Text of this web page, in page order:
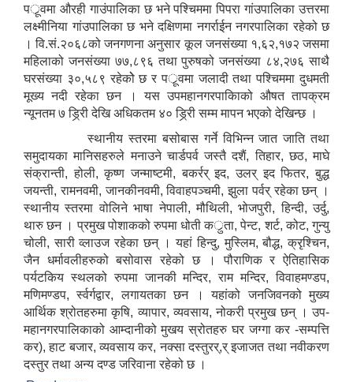
पर्ूवमा औरही गाउंपालिका छ भने पश्चिममा पिपरा गांउपालिका उत्तरमा
लक्ष्मीनिया गांउपालिका छ भने दक्षिणमा नगर्राईन नगरपालिका रहेको छ
। वि.सं.२०६८को जनगणना अनुसार कूल जनसंख्या १,६२,१७२ जसमा
महिलाको जनसंख्या ७७,८९६ तथा पुरुषको जनसंख्या ८४,२७६ साथै
घरसंख्या ३०,५८९ रहेकोे छ र पर्ूवमा जलादी तथा पश्चिममा दुधमती
मूख्य नदी रहेका छन । यस उपमहानगरपाकिाको औषत तापक्रम
न्यूनतम ७ ड्रि्री देखि अधिकतम ४० ड्रि्री सम्म मापन भएको देखिन्छ ।
स्थानीय स्तरमा बसोबास गर्ने विभिन्न जात जाति तथा
समुदायका मानिसहरुले मनाउने चार्डपर्व जस्तै दशैं, तिहार, छठ, माघे
संक्रान्ती, होली, कृष्ण जन्माष्टमी, बकर्रर् इद, उलर् इद फितर, बुद्ध
जयन्ती, रामनवमी, जानकीनवमी, विवाहपञ्चमी, झुला पर्वर् रहेका छन् ।
स्थानीय स्तरमा वोलिने भाषा नेपाली, मौथिली, भोजपुरी, हिन्दी, उर्दु,
थारु छन । प्रमुख पोशाकको रुपमा धोती कर्ुता, पेन्ट, शर्ट, कोट, गुन्यु
चोली, सारी व्लाउज रहेका छन् । यहां हिन्दु, मुस्लिम, बौद्ध, क्रृश्चिन,
जैन धर्मावलीहरुको बसोवास रहेको छ । पौराणिक र ऐतिहासिक
पर्यटकिय स्थलको रुपमा जानकी मन्दिर, राम मन्दिर, विवाहमण्डप,
मणिमण्डप, र्स्वर्गद्वार, लगायतका छन । यहांको जनजिवनको मुख्य
आर्थिक श्रोतहरुमा कृषि, व्यापार, व्यवसाय, नोकरी प्रमुख छन् । उप-
महानगरपालिकाको आम्दानीको मुखय स्रोतहरु घर जग्गा कर -सम्पत्ति
कर), हाट बजार, व्यवसाय कर, नक्सा दस्तुरर्,र् इजाजत तथा नवीकरण
दस्तुर तथा अन्य दण्ड जरिवाना रहेको छ ।